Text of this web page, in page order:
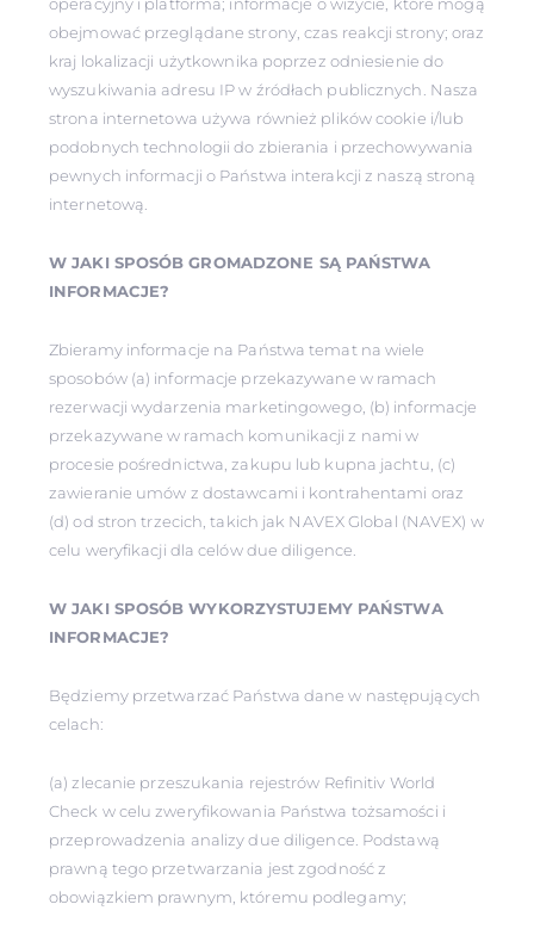
obejmować przeglądane strony, czas reakcji strony; oraz
kraj lokalizacji użytkownika poprzez odniesienie do
wyszukiwania adresu IP w źródłach publicznych. Nasza
strona internetowa używa również plików cookie i/lub
podobnych technologii do zbierania i przechowywania
pewnych informacji o Państwa interakcji z naszą stroną
internetową.
W JAKI SPOSÓB GROMADZONE SĄ PAŃSTWA
INFORMACJE?
Zbieramy informacje na Państwa temat na wiele
sposobów (a) informacje przekazywane w ramach
rezerwacji wydarzenia marketingowego, (b) informacje
przekazywane w ramach komunikacji z nami w
procesie pośrednictwa, zakupu lub kupna jachtu, (c)
zawieranie umów z dostawcami i kontrahentami oraz
(d) od stron trzecich, takich jak NAVEX Global (NAVEX) w
celu weryfikacji dla celów due diligence.
W JAKI SPOSÓB WYKORZYSTUJEMY PAŃSTWA
INFORMACJE?
Będziemy przetwarzać Państwa dane w następujących
celach:
(a) zlecanie przeszukania rejestrów Refinitiv World
Check w celu zweryfikowania Państwa tożsamości i
przeprowadzenia analizy due diligence. Podstawą
prawną tego przetwarzania jest zgodność z
obowiązkiem prawnym, któremu podlegamy;